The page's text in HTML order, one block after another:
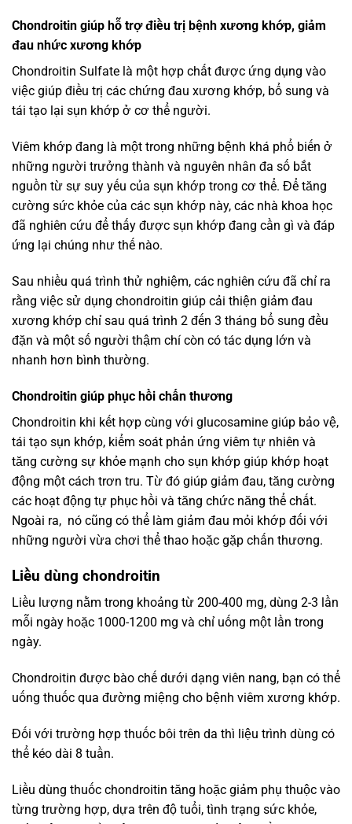
Chondroitin giúp hỗ trợ điều trị bệnh xương khớp, giảm
đau nhức xương khớp
Chondroitin Sulfate là một hợp chất được ứng dụng vào
việc giúp điều trị các chứng đau xương khớp, bổ sung và
tái tạo lại sụn khớp ở cơ thể người.
Viêm khớp đang là một trong những bệnh khá phổ biến ở
những người trưởng thành và nguyên nhân đa số bắt
nguồn từ sự suy yếu của sụn khớp trong cơ thể. Để tăng
cường sức khỏe của các sụn khớp này, các nhà khoa học
đã nghiên cứu để thấy được sụn khớp đang cần gì và đáp
ứng lại chúng như thế nào.
Sau nhiều quá trình thử nghiệm, các nghiên cứu đã chỉ ra
rằng việc sử dụng chondroitin giúp cải thiện giảm đau
xương khớp chỉ sau quá trình 2 đến 3 tháng bổ sung đều
đặn và một số người thậm chí còn có tác dụng lớn và
nhanh hơn bình thường.
Chondroitin giúp phục hồi chấn thương
Chondroitin khi kết hợp cùng với glucosamine giúp bảo vệ,
tái tạo sụn khớp, kiểm soát phản ứng viêm tự nhiên và
tăng cường sự khỏe mạnh cho sụn khớp giúp khớp hoạt
động một cách trơn tru. Từ đó giúp giảm đau, tăng cường
các hoạt động tự phục hồi và tăng chức năng thể chất.
Ngoài ra, nó cũng có thể làm giảm đau mỏi khớp đối với
những người vừa chơi thể thao hoặc gặp chấn thương.
Liều dùng chondroitin
Liều lượng nằm trong khoảng từ 200-400 mg, dùng 2-3 lần
mỗi ngày hoặc 1000-1200 mg và chỉ uống một lần trong
ngày.
Chondroitin được bào chế dưới dạng viên nang, bạn có thể
uống thuốc qua đường miệng cho bệnh viêm xương khớp.
Đối với trường hợp thuốc bôi trên da thì liệu trình dùng có
thể kéo dài 8 tuần.
Liều dùng thuốc chondroitin tăng hoặc giảm phụ thuộc vào
từng trường hợp, dựa trên độ tuổi, tình trạng sức khỏe,